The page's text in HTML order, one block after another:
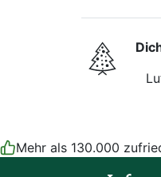
Mehr als 130.000